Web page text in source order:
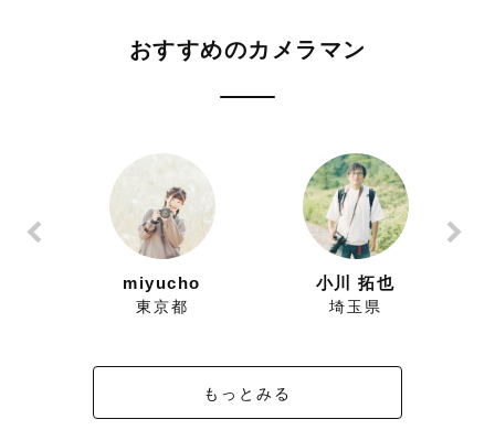
おすすめのカメラマン
miyucho
東京都
小川 拓也
埼玉県
もっとみる